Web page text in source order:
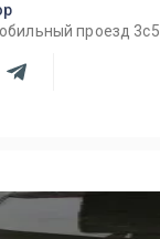
проезд 3с5